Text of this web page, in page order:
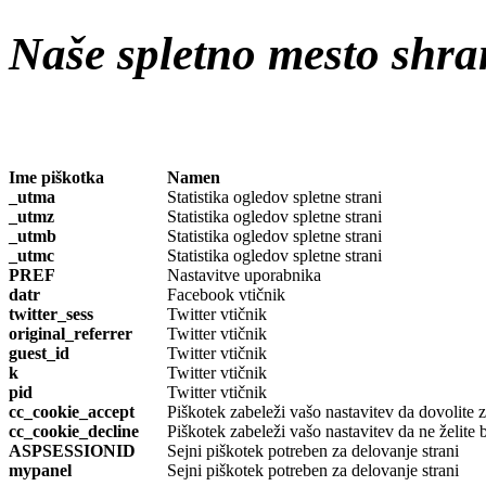
Naše spletno mesto
Ime piškotka
Namen
_utma
Statistika ogledov spletne strani
_utmz
Statistika ogledov spletne strani
_utmb
Statistika ogledov spletne strani
_utmc
Statistika ogledov spletne strani
PREF
Nastavitve uporabnika
datr
Facebook vtičnik
twitter_sess
Twitter vtičnik
original_referrer
Twitter vtičnik
guest_id
Twitter vtičnik
k
Twitter vtičnik
pid
Twitter vtičnik
cc_cookie_accept
Piškotek zabeleži vašo nastavitev da dovolite
cc_cookie_decline
Piškotek zabeleži vašo nastavitev da ne želite
ASPSESSIONID
Sejni piškotek potreben za delovanje strani
mypanel
Sejni piškotek potreben za delovanje strani